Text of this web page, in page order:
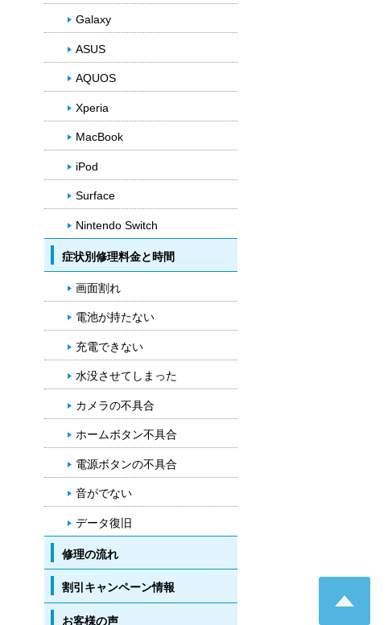
Galaxy
ASUS
AQUOS
Xperia
MacBook
iPod
Surface
Nintendo Switch
症状別修理料金と時間
画面割れ
電池が持たない
充電できない
水没させてしまった
カメラの不具合
ホームボタン不具合
電源ボタンの不具合
音がでない
データ復旧
修理の流れ
割引キャンペーン情報
お客様の声